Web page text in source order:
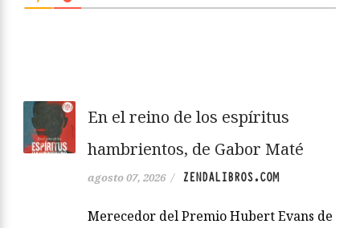
En el reino de los espíritus
hambrientos, de Gabor Maté
agosto 07, 2026 / ZENDALIBROS.COM
Merecedor del Premio Hubert Evans de